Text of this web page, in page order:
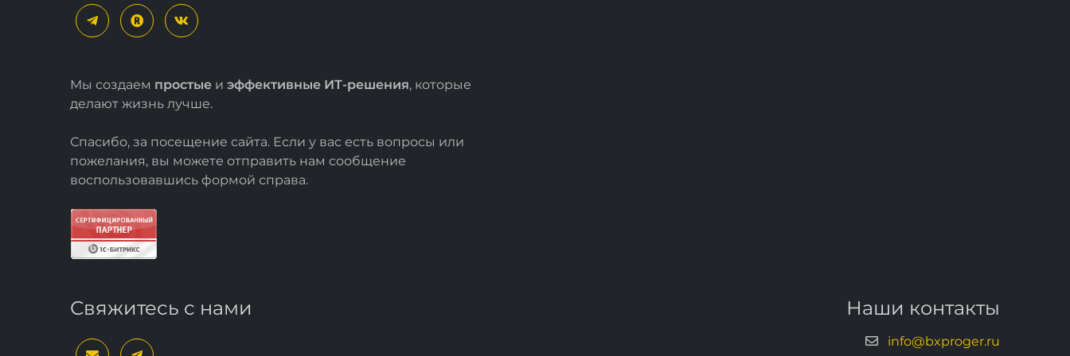
Мы создаем простые и эффективные ИТ-решения, которые
делают жизнь лучше.
Спасибо, за посещение сайта. Если у вас есть вопросы или
пожелания, вы можете отправить нам сообщение
воспользовавшись формой справа.
Свяжитесь с нами Наши контакты
info@bxproger.ru